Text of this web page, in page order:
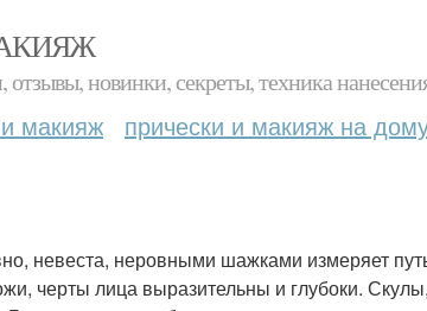
новинки, секреты, техника
макияж прически и макияж на
невеста, неровными шажками измеряет
черты лица выразительны и глубоки.